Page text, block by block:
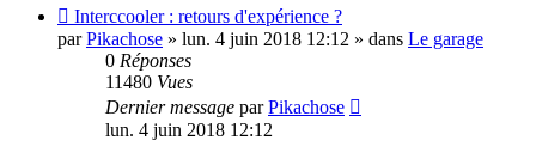
Nouveau
message
Interccooler : retours d'expérience ?
parPikachose » lun. 4 juin 2018 12:12 » dans Le garage
0 Réponses
11480 Vues
Dernier message parPikachose
lun. 4 juin 2018 12:12